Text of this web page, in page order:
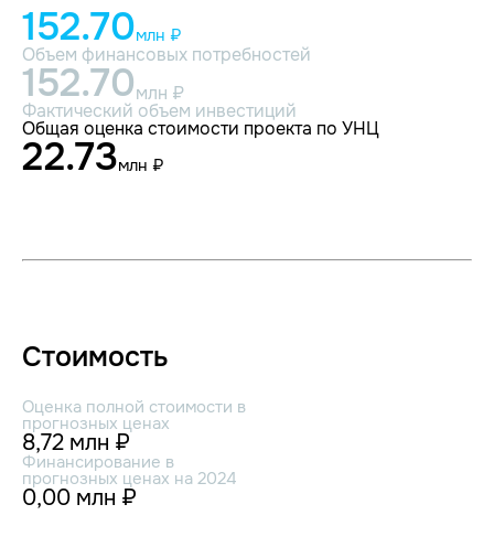
152.70млн ₽
Объем финансовых потребностей
152.70млн ₽
Фактический объем инвестиций
Общая оценка стоимости проекта по УНЦ
22.73млн ₽
Стоимость
Оценка полной стоимости в
прогнозных ценах
8,72 млн ₽
Финансирование в
прогнозных ценах на 2024
0,00 млн ₽